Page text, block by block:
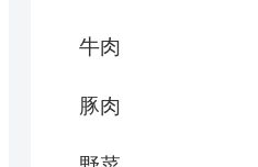
牛肉
豚肉